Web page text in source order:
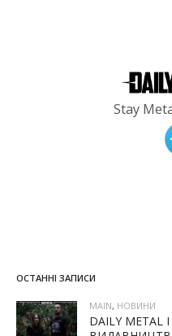
Stay
ОСТАННІ ЗАПИСИ
MAIN, НОВИНИ
DAILY